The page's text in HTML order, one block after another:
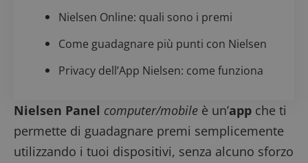
Nielsen Online: quali sono i premi
Come guadagnare più punti con Nielsen
Privacy dell’App Nielsen: come funziona
Nielsen Panel computer/mobile è un’app che ti
permette di guadagnare premi semplicemente
utilizzando i tuoi dispositivi, senza alcuno sforzo